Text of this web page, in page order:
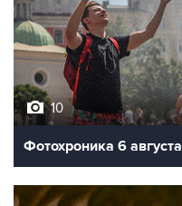
10
Фотохроника 6 августа